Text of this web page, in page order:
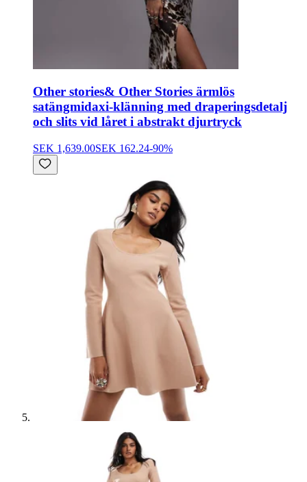
Other stories& Other Stories ärmlös
satängmidaxi-klänning med draperingsdetalj
och slits vid låret i abstrakt djurtryck
SEK 1,639.00SEK 162.24-90%